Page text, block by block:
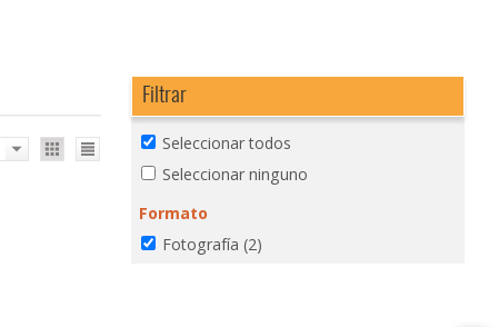
Filtrar
Seleccionar todos
Seleccionar ninguno
Formato
Fotografía (2)